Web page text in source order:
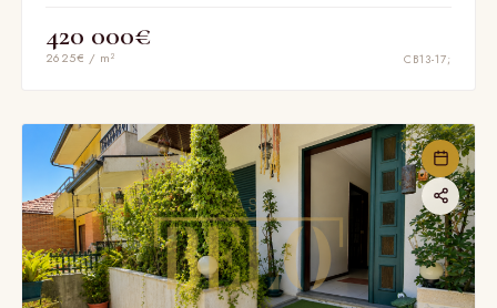
420 000€
2625€ / m² CB13-17;